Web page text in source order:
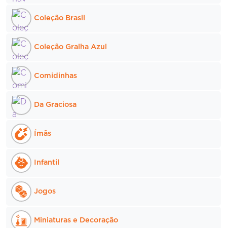
Coleção Brasil
Coleção Gralha Azul
Comidinhas
Da Graciosa
Ímãs
Infantil
Jogos
Miniaturas e Decoração